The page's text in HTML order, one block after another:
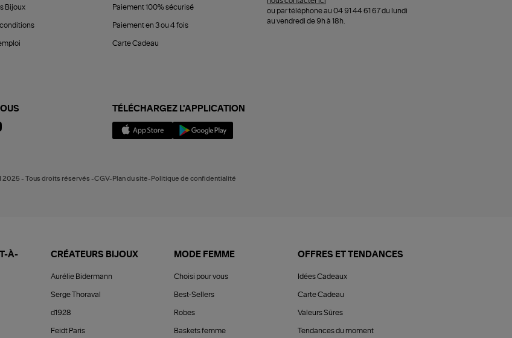
Bijoux Paiement 100% sécurisé
Paiement en 3 ou 4 fois
Carte Cadeau
ou par téléphone au 04 91 44 61 67 du lundi
au vendredi de 9h à 18h.
TÉLÉCHARGEZ L'APPLICATION
2025 - Tous droits réservés -CGV-Plan du site-Politique de confidentialité
À-
CRÉATEURS BIJOUX
Aurélie Bidermann
Serge Thoraval
d1928
Feidt Paris
MODE FEMME
Choisi pour vous
Best-Sellers
Robes
Baskets femme
OFFRES ET TENDANCES
Idées Cadeaux
Carte Cadeau
Valeurs Sûres
Tendances du moment